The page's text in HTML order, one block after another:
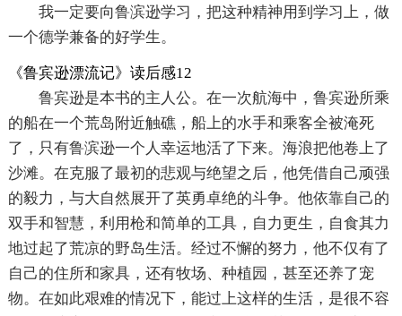
我一定要向鲁滨逊学习，把这种精神用到学习上，做
一个德学兼备的好学生。
《鲁宾逊漂流记》读后感12
鲁宾逊是本书的主人公。在一次航海中，鲁宾逊所乘
的船在一个荒岛附近触礁，船上的水手和乘客全被淹死
了，只有鲁滨逊一个人幸运地活了下来。海浪把他卷上了
沙滩。在克服了最初的悲观与绝望之后，他凭借自己顽强
的毅力，与大自然展开了英勇卓绝的斗争。他依靠自己的
双手和智慧，利用枪和简单的工具，自力更生，自食其力
地过起了荒凉的野岛生活。经过不懈的努力，他不仅有了
自己的住所和家具，还有牧场、种植园，甚至还养了宠
物。在如此艰难的情况下，能过上这样的生活，是很不容